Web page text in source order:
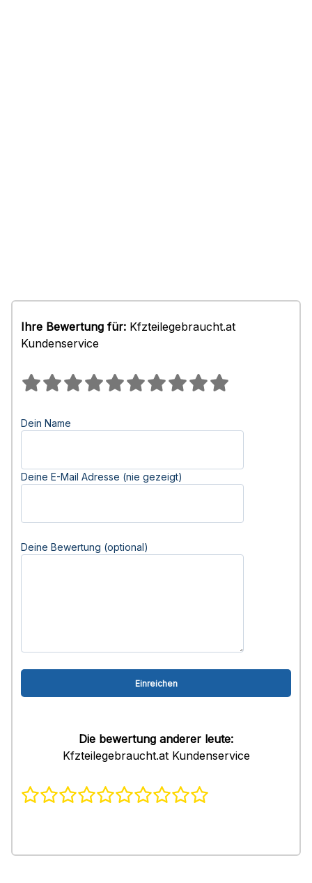
Ihre Bewertung für: Kfzteilegebraucht.at
Kundenservice
Dein Name
Deine E-Mail Adresse (nie gezeigt)
Deine Bewertung (optional)
Die bewertung anderer leute:
Kfzteilegebraucht.at Kundenservice